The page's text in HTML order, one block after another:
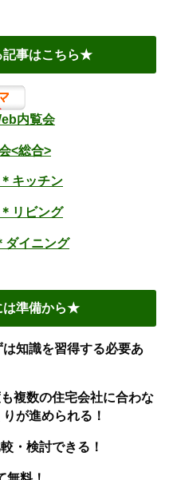
事はこちら★
内覧会
<総合>
キッチン
リビング
イニング
は準備から★
知識を習得する必要あ
複数の住宅会社に合わな
が進められる！
・検討できる！